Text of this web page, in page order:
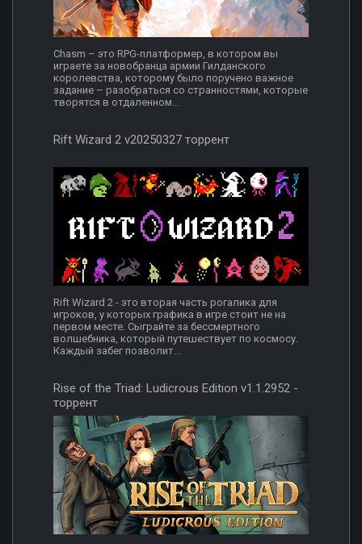
Chasm – это RPG-платформер, в котором вы
играете за новобранца армии Гилданского
королевства, которому было поручено важное
задание – разобраться со странностями, которые
творятся в отдаленном...
Rift Wizard 2 v20250327 торрент
Rift Wizard 2 - это вторая часть рогалика для
игроков, у которых графика в игре стоит не на
первом месте. Сыграйте за бессмертного
волшебника, который путешествует по космосу.
Каждый забег позволит...
Rise of the Triad: Ludicrous Edition v1.1.2952 -
торрент